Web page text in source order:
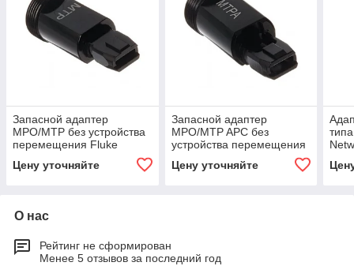
Запасной адаптер
MPO/MTP без устройства
перемещения Fluke
Networks FI1000-MPO-RT
Цену уточняйте
Запасной адаптер
MPO/MTP APC без
устройства перемещения
MPOAPC-RT
Цену уточняйте
О нас
Рейтинг не сформирован
Менее 5 отзывов за последний год